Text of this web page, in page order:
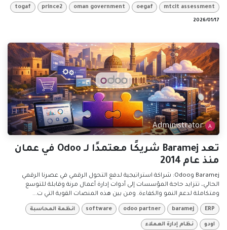
mtcit assessment
oegaf
oman government
prince2
togaf
17‏/01‏/2026
Administrator
تعد Baramej شريكًا معتمدًا لـ Odoo في عمان
منذ عام 2014
Baramej وOdoo: شراكة استراتيجية لدفع التحول الرقمي في عصرنا الرقمي
الحالي، تتزايد حاجة المؤسسات إلى أدوات إدارة أعمال مرنة وقابلة للتوسع
ومتكاملة لدعم النمو والكفاءة. ومن بين هذه المنصات القوية التي ت...
ERP
baramej
odoo partner
software انظمة المحاسبة
اودو نظام إدارة العملاء